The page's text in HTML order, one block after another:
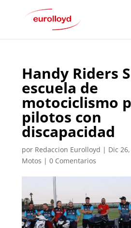
Handy Riders
escuela de
motociclismo
pilotos con
discapacidad
por Redaccion Eurolloyd | Dic
Motos | 0 Comentarios